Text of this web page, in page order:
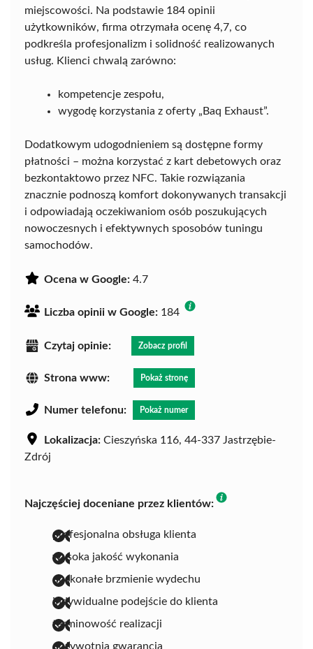
miejscowości. Na podstawie 184 opinii
użytkowników, firma otrzymała ocenę 4,7, co
podkreśla profesjonalizm i solidność realizowanych
usług. Klienci chwalą zarówno:
kompetencje zespołu,
wygodę korzystania z oferty „Baq Exhaust”.
Dodatkowym udogodnieniem są dostępne formy
płatności – można korzystać z kart debetowych oraz
bezkontaktowo przez NFC. Takie rozwiązania
znacznie podnoszą komfort dokonywanych transakcji
i odpowiadają oczekiwaniom osób poszukujących
nowoczesnych i efektywnych sposobów tuningu
samochodów.
Ocena w Google: 4.7
Liczba opinii w Google: 184
Czytaj opinie: Zobacz profil
Strona www: Pokaż stronę
Numer telefonu: Pokaż numer
Lokalizacja: Cieszyńska 116, 44-337 Jastrzębie-
Zdrój
Najczęściej doceniane przez klientów:
profesjonalna obsługa klienta
wysoka jakość wykonania
doskonałe brzmienie wydechu
indywidualne podejście do klienta
terminowość realizacji
dożywotnia gwarancja